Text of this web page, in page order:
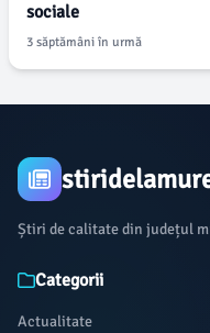
sociale
3 săptămâni în urmă
Știri de calitate din județul
Categorii
Actualitate